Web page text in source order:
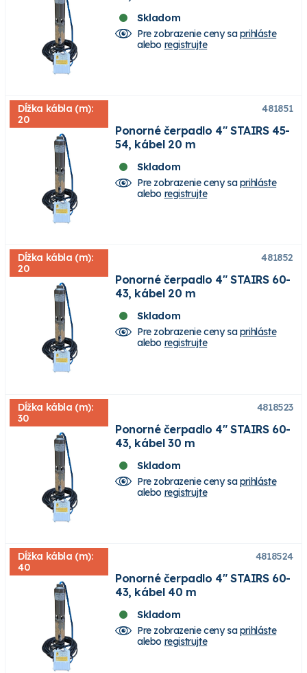
Skladom
Pre zobrazenie ceny saprihláste
alebo registrujte
Dĺžka kábla (m):
20
481851
Ponorné čerpadlo 4" STAIRS 45-
54, kábel 20 m
Skladom
Pre zobrazenie ceny saprihláste
alebo registrujte
Dĺžka kábla (m):
20
481852
Ponorné čerpadlo 4" STAIRS 60-
43, kábel 20 m
Skladom
Pre zobrazenie ceny saprihláste
alebo registrujte
Dĺžka kábla (m):
30
4818523
Ponorné čerpadlo 4" STAIRS 60-
43, kábel 30 m
Skladom
Pre zobrazenie ceny saprihláste
alebo registrujte
Dĺžka kábla (m):
40
4818524
Ponorné čerpadlo 4" STAIRS 60-
43, kábel 40 m
Skladom
Pre zobrazenie ceny saprihláste
alebo registrujte